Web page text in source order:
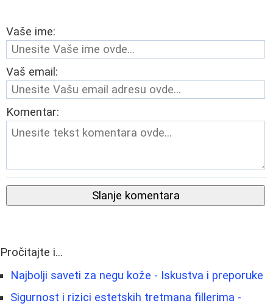
Vaše ime:
Vaš email:
Komentar:
Slanje komentara
Pročitajte i...
Najbolji saveti za negu kože - Iskustva i preporuke
Sigurnost i rizici estetskih tretmana fillerima -